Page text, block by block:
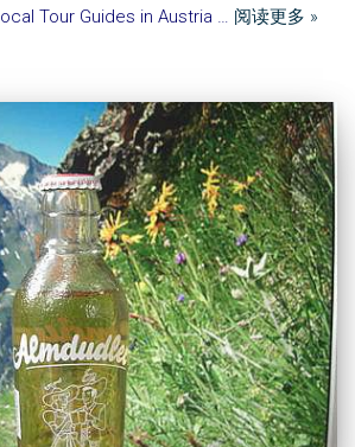
Tour Guides in Austria … 阅读更多 »